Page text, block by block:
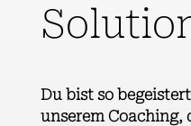
Du bist so
unserem Coaching,